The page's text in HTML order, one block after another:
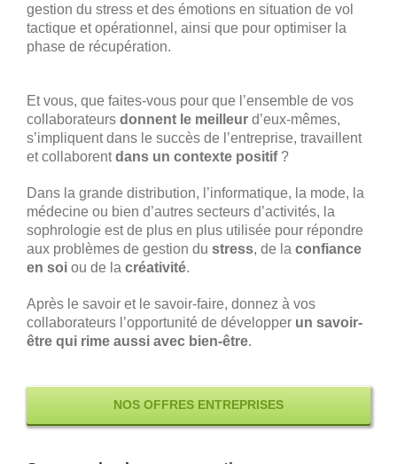
gestion du stress et des émotions en situation de vol
tactique et opérationnel, ainsi que pour optimiser la
phase de récupération.
Et vous, que faites-vous pour que l’ensemble de vos
collaborateurs donnent le meilleurd’eux-mêmes,
s’impliquent dans le succès de l’entreprise, travaillent
et collaborentdans un contexte positif?
Dans la grande distribution, l’informatique, la mode, la
médecine ou bien d’autres secteurs d’activités, la
sophrologie est de plus en plus utilisée pour répondre
aux problèmes de gestion du stress, de la confiance
en soiou de la créativité.
Après le savoir et le savoir-faire, donnez à vos
collaborateurs l’opportunité de développer un savoir-
être qui rime aussi avec bien-être.
NOS OFFRES ENTREPRISES